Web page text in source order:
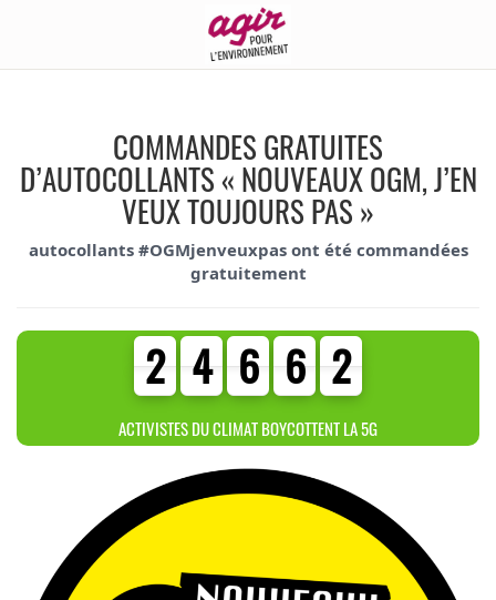
COMMANDES GRATUITES
D’AUTOCOLLANTS « NOUVEAUX OGM, J’EN
VEUX TOUJOURS PAS »
autocollants #OGMjenveuxpas ont été commandées
gratuitement
2
2 4
3
4 6
0
6 6
3
6 2
1
2
ACTIVISTES DU CLIMAT BOYCOTTENT LA 5G